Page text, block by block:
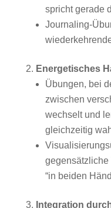
spricht gerade
Journaling-
Energetisches
Übungen, bei
zwischen
wechselt und
gleichzeitig
“in beiden
Integration